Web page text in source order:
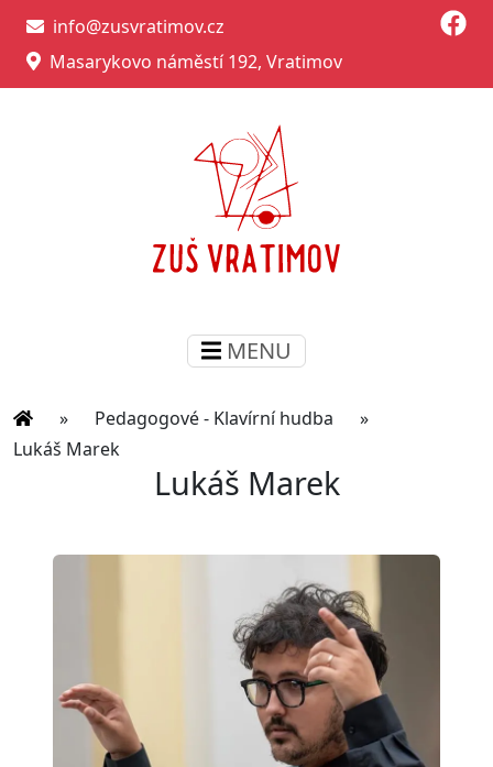
info@zusvratimov.cz
Masarykovo náměstí 192, Vratimov
MENU
» Pedagogové - Klavírní hudba
»
Lukáš Marek
Lukáš Marek